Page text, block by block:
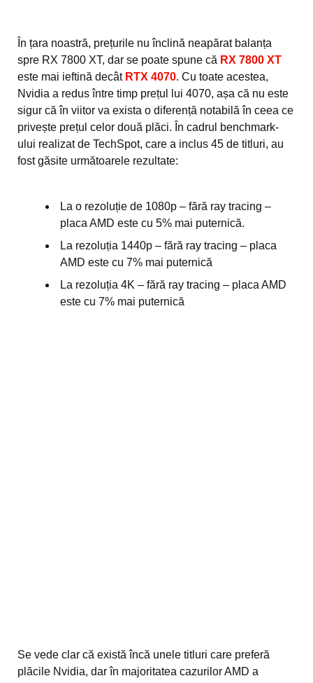
În țara noastră, prețurile nu înclină neapărat balanța
spre RX 7800 XT, dar se poate spune că RX 7800 XT
este mai ieftină decât RTX 4070. Cu toate acestea,
Nvidia a redus între timp prețul lui 4070, așa că nu este
sigur că în viitor va exista o diferență notabilă în ceea ce
privește prețul celor două plăci. În cadrul benchmark-
ului realizat de TechSpot, care a inclus 45 de titluri, au
fost găsite următoarele rezultate:
La o rezoluție de 1080p – fără ray tracing –
placa AMD este cu 5% mai puternică.
La rezoluția 1440p – fără ray tracing – placa
AMD este cu 7% mai puternică
La rezoluția 4K – fără ray tracing – placa AMD
este cu 7% mai puternică
Se vede clar că există încă unele titluri care preferă
plăcile Nvidia, dar în majoritatea cazurilor AMD a